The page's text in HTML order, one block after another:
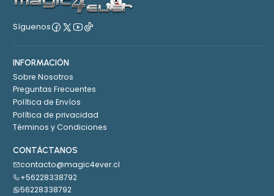
Síguenos
INFORMACIÓN
Sobre Nosotros
Preguntas Frecuentes
Política de Envíos
Política de privacidad
Términos y Condiciones
CONTÁCTANOS
contacto@magic4ever.cl
+56228338792
56228338792